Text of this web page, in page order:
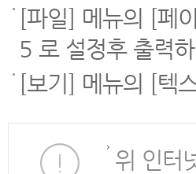
[파일] 메뉴의 [페
5 로 설정후 출력
[보기] 메뉴의 [텍
위 인터